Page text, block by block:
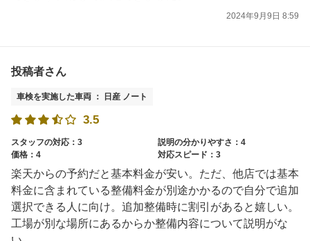
2024年9月9日 8:59
投稿者さん
車検を実施した車両 ： 日産 ノート
3.5
スタッフの対応：3
説明の分かりやすさ：4
価格：4
対応スピード：3
楽天からの予約だと基本料金が安い。ただ、他店では基本
料金に含まれている整備料金が別途かかるので自分で追加
選択できる人に向け。追加整備時に割引があると嬉しい。
工場が別な場所にあるからか整備内容について説明がな